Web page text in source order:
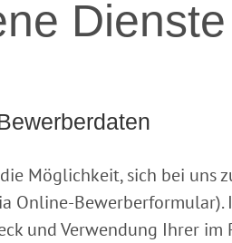
Dienste
Möglichkeit, sich bei uns
Online-
und Verwendung Ihrer im